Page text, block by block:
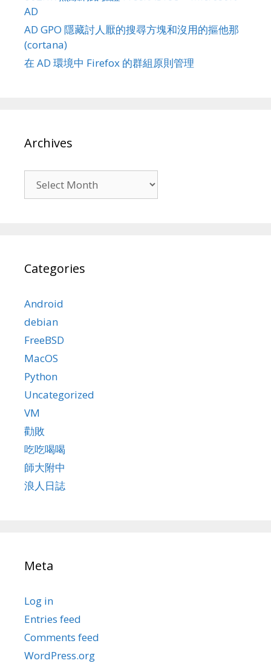
AD
AD GPO 隱藏討人厭的搜尋方塊和沒用的摳他那
(cortana)
在 AD 環境中 Firefox 的群組原則管理
Archives
Categories
Android
debian
FreeBSD
MacOS
Python
Uncategorized
VM
勸敗
吃吃喝喝
師大附中
浪人日誌
Meta
Log in
Entries feed
Comments feed
WordPress.org